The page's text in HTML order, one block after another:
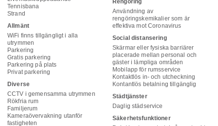
Tennisbana
Strand
Allmänt
WiFi finns tillgängligt i alla
utrymmen
Parkering
Gratis parkering
Parkering på plats
Privat parkering
Diverse
CCTV i gemensamma utrymmen
Rökfria rum
Familjerum
Kameraövervakning utanför
fastigheten
Rengöring
Användning av
rengöringskemikalier som är
effektiva mot Coronavirus
Social distansering
Skärmar eller fysiska barriärer
placerade mellan personal och
gäster i lämpliga områden
Mobilapp för rumsservice
Kontaktlös in- och utcheckning
Kontantlös betalning tillgänglig
Städtjänster
Daglig städservice
Säkerhetsfunktioner